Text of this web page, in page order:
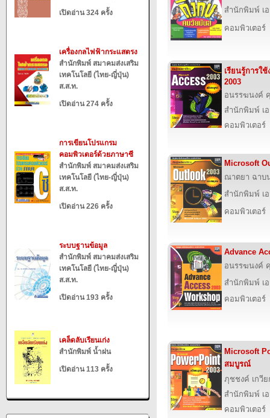
เปิดอ่าน 324 ครั้ง
เครื่องกลไฟฟ้ากระแสตรง
สำนักพิมพ์ สมาคมส่งเสริม
เทคโนโลยี (ไทย-ญี่ปุ่น)
ส.ส.ท.
เปิดอ่าน 274 ครั้ง
การเขียนโปรแกรม
คอมพิวเตอร์ด้วยภาษาซี
สำนักพิมพ์ สมาคมส่งเสริม
เทคโนโลยี (ไทย-ญี่ปุ่น)
ส.ส.ท.
เปิดอ่าน 226 ครั้ง
ระบบฐานข้อมูล
สำนักพิมพ์ สมาคมส่งเสริม
เทคโนโลยี (ไทย-ญี่ปุ่น)
ส.ส.ท.
เปิดอ่าน 193 ครั้ง
เคล็ดลับเรียนเก่ง
สำนักพิมพ์ น้ำฝน
เปิดอ่าน 113 ครั้ง
สำนักพิมพ์ เ
คอมพิวเตอร์
เรียนรู้การใ
2003
อนรรฆนงค์
สำนักพิมพ์ เ
คอมพิวเตอร์
Microsoft
ณาตยา ฉาบ
สำนักพิมพ์ เ
คอมพิวเตอร์
Advance
อนรรฆนงค์
สำนักพิมพ์ เ
คอมพิวเตอร์
Microsoft
สมบูรณ์
ภุชชงค์ เกวี
สำนักพิมพ์ เ
คอมพิวเตอร์